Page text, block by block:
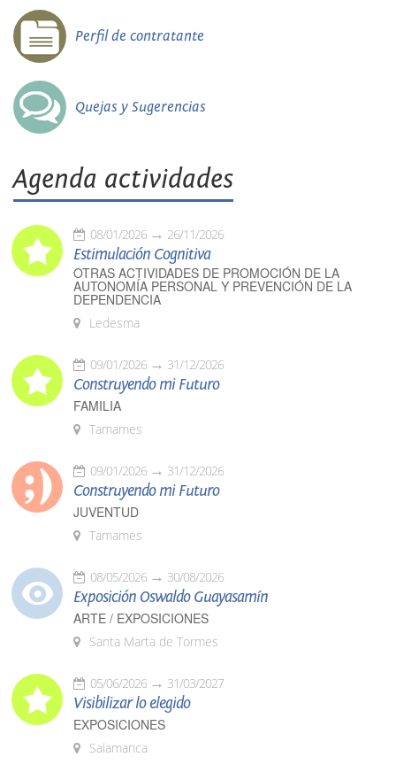
Perfil de contratante
Quejas y Sugerencias
Agenda actividades
08/01/2026 26/11/2026
Estimulación Cognitiva
OTRAS ACTIVIDADES DE PROMOCIÓN DE LA
AUTONOMÍA PERSONAL Y PREVENCIÓN DE LA
DEPENDENCIA
Ledesma
09/01/2026 31/12/2026
Construyendo mi Futuro
FAMILIA
Tamames
09/01/2026 31/12/2026
Construyendo mi Futuro
JUVENTUD
Tamames
08/05/2026 30/08/2026
Exposición Oswaldo Guayasamín
ARTE / EXPOSICIONES
Santa Marta de Tormes
05/06/2026 31/03/2027
Visibilizar lo elegido
EXPOSICIONES
Salamanca